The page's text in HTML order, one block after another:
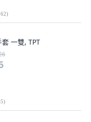
)
一雙, TPT
)